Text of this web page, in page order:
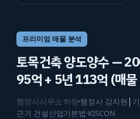
프리미엄 매물 분석
토목건축 양도양수 —
95억 + 5년 113억 (매
행정사사무소 하랑·행정사 강지현
근거 건설산업기본법·KISCON